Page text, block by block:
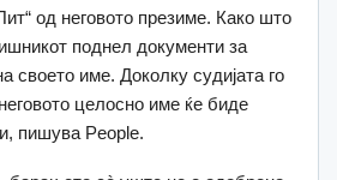
од неговото презиме. Како што
поднел документи за
своето име. Доколку судијата го
целосно име ќе биде
пишува People.